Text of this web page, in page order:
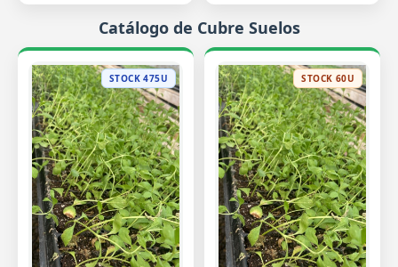
Catálogo de Cubre Suelos
STOCK 475U STOCK 60U